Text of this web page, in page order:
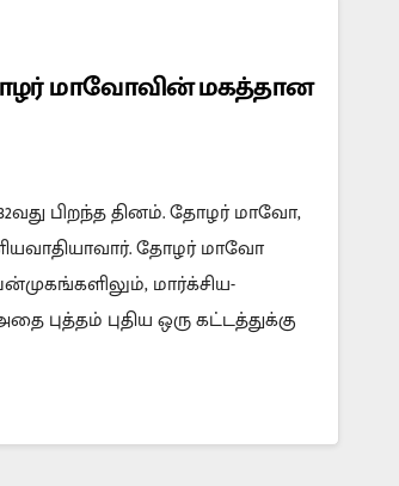
மாவோவின் மகத்தான
பிறந்த தினம். தோழர் மாவோ,
தோழர் மாவோ
மார்க்சிய-
புத்தம் புதிய ஒரு கட்டத்துக்கு